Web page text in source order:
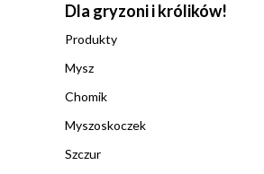
Dla gryzoni i królików!
Produkty
Mysz
Chomik
Myszoskoczek
Szczur